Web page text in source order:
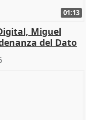
01:13
Miguel
del Dato